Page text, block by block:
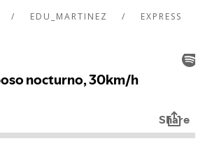
EDU_MARTINEZ
EXPRESS